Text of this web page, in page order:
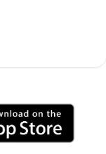
con precio
por más de